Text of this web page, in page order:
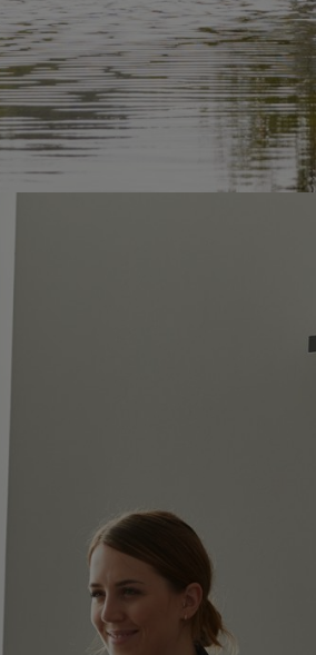
es establecer un estrecho vínculo